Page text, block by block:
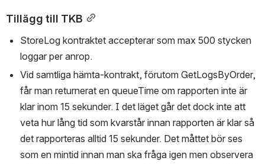
Tillägg till TKB
StoreLog kontraktet accepterar som max 500 stycken
loggar per anrop.
Vid samtliga hämta-kontrakt, förutom GetLogsByOrder,
får man returnerat en queueTime om rapporten inte är
klar inom 15 sekunder. I det läget går det dock inte att
veta hur lång tid som kvarstår innan rapporten är klar så
det rapporteras alltid 15 sekunder. Det måttet bör ses
som en mintid innan man ska fråga igen men observera